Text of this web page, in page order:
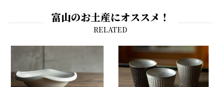
富山のお土産にオススメ！